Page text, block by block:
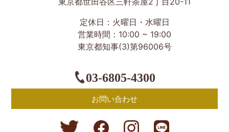
定休日：火曜日・水曜日
営業時間：10:00 ~ 19:00
東京都知事(3)第96006号
03-6805-4300
お問い合わせ